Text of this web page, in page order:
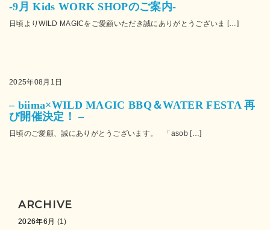
-9月 Kids WORK SHOPのご案内-
日頃よりWILD MAGICをご愛顧いただき誠にありがとうございま […]
2025年08月1日
– biima×WILD MAGIC BBQ＆WATER FESTA 再
び開催決定！ –
日頃のご愛顧、誠にありがとうございます。 「asob […]
ARCHIVE
2026年6月 (1)